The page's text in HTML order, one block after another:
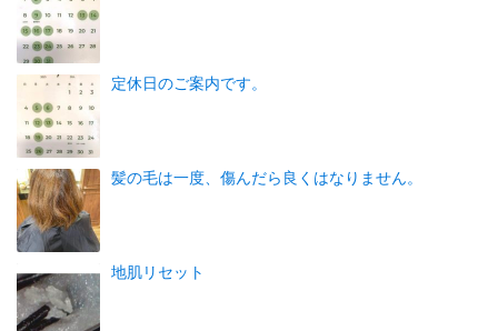
定休日のご案内です。
髪の毛は一度、傷んだら良くはなりません。
地肌リセット